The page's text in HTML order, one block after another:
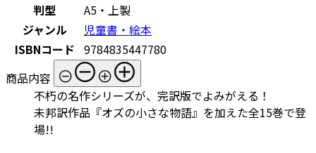
判型
A5・上製
ジャンル
児童書・絵本
ISBNコード 9784835447780
商品内容
不朽の名作シリーズが、完訳版でよみがえる！
未邦訳作品『オズの小さな物語』を加えた全15巻で登
場!!